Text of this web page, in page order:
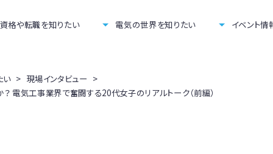
資格や転職を知りたい 電気の世界を知りたい イベント情
い > 現場インタビュー >
電気工事業界で奮闘する20代女子のリアルトーク（前編）